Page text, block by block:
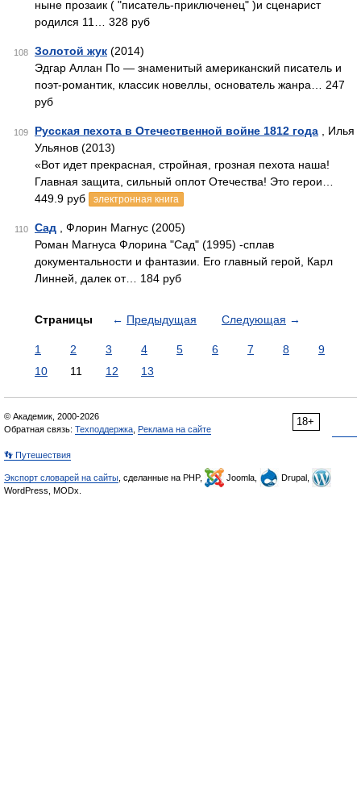
ныне прозаик ( "писатель-приключенец" )и сценарист
родился 11… 328 руб
108 Золотой жук (2014)
Эдгар Аллан По — знаменитый американский писатель и
поэт-романтик, классик новеллы, основатель жанра… 247
руб
109 Русская пехота в Отечественной войне 1812 года , Илья
Ульянов (2013)
«Вот идет прекрасная, стройная, грозная пехота наша!
Главная защита, сильный оплот Отечества! Это герои…
449.9 руб
электронная книга
110 Сад , Флорин Магнус (2005)
Роман Магнуса Флорина "Сад" (1995) -сплав
документальности и фантазии. Его главный герой, Карл
Линней, далек от… 184 руб
Страницы ← Предыдущая Следующая →
1 2 3 4 5 6 7 8
9
10
11 12 13
18+
© Академик, 2000-2026
Обратная связь: Техподдержка Реклама на сайте
👣 Путешествия
Экспорт словарей на сайты , сделанные на PHP, Joomla,
Drupal,
WordPress, MODx.